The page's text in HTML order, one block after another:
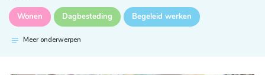
Wonen Dagbesteding Begeleid werken
Meer onderwerpen